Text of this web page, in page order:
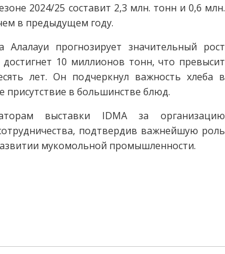
2024/25 составит 2,3 млн. тонн и 0,6 млн.
в предыдущем году.
прогнозирует значительный рост
10 миллионов тонн, что превысит
лет. Он подчеркнул важность хлеба в
присутствие в большинстве блюд.
выставки IDMA за организацию
подтвердив важнейшую роль
мукомольной промышленности.